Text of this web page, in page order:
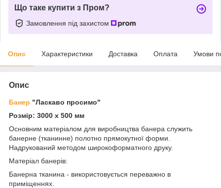
Що таке купити з Пром?
Замовлення під захистом
Опис Характеристики Доставка Оплата Умови
Опис
Банер "Ласкаво просимо"
Розмір: 3000 х 500 мм
Основним матеріалом для виробництва банера служить
банерне (тканинне) полотно прямокутної форми.
Надрукований методом широкоформатного друку.
Матеріал банерів:
Банерна тканина - використовується переважно в
приміщеннях.